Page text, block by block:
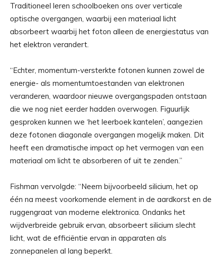
Traditioneel leren schoolboeken ons over verticale
optische overgangen, waarbij een materiaal licht
absorbeert waarbij het foton alleen de energiestatus van
het elektron verandert.
“Echter, momentum-versterkte fotonen kunnen zowel de
energie- als momentumtoestanden van elektronen
veranderen, waardoor nieuwe overgangspaden ontstaan ​​
die we nog niet eerder hadden overwogen. Figuurlijk
gesproken kunnen we ‘het leerboek kantelen’, aangezien
deze fotonen diagonale overgangen mogelijk maken. Dit
heeft een dramatische impact op het vermogen van een
materiaal om licht te absorberen of uit te zenden.”
Fishman vervolgde: “Neem bijvoorbeeld silicium, het op
één na meest voorkomende element in de aardkorst en de
ruggengraat van moderne elektronica. Ondanks het
wijdverbreide gebruik ervan, absorbeert silicium slecht
licht, wat de efficiëntie ervan in apparaten als
zonnepanelen al lang beperkt.